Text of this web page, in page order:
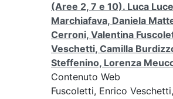
(Aree 2, 7 e 10). Luca
Marchiafava, Daniela
Cerroni, Valentina
Veschetti, Camilla
Steffenino, Lorenza
Contenuto Web
Fuscoletti, Enrico